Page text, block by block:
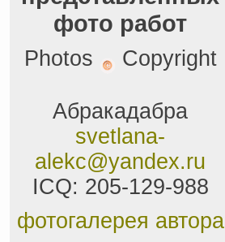
фото работ
Photos Copyright
Абракадабра
svetlana-
alekc@yandex.ru
ICQ: 205-129-988
фотогалерея автора